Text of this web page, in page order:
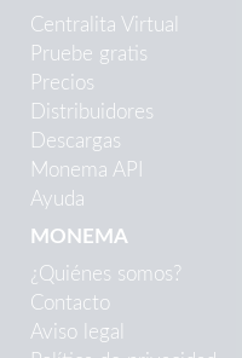
Centralita Virtual
Pruebe gratis
Precios
Distribuidores
Descargas
Monema API
Ayuda
MONEMA
¿Quiénes somos?
Contacto
Aviso legal